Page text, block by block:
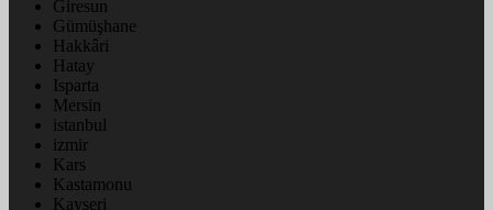
Giresun
Gümüşhane
Hakkâri
Hatay
Isparta
Mersin
istanbul
izmir
Kars
Kastamonu
Kayseri